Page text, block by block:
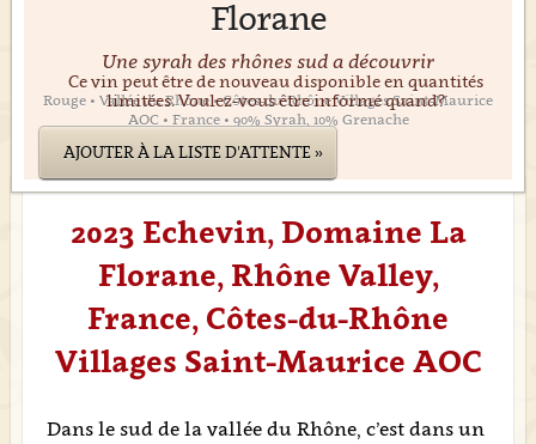
Florane
Une syrah des rhônes sud a découvrir
Rouge • Vallée du Rhône • Côtes-du-Rhône Villages Saint-Maurice
AOC • France • 90% Syrah, 10% Grenache
Ce vin peut être de nouveau disponible en quantités
limitées. Voulez-vous être informé quand?
AJOUTER À LA LISTE D'ATTENTE »
2023 Echevin, Domaine La
Florane, Rhône Valley,
France, Côtes-du-Rhône
Villages Saint-Maurice AOC
Dans le sud de la vallée du Rhône, c’est dans un